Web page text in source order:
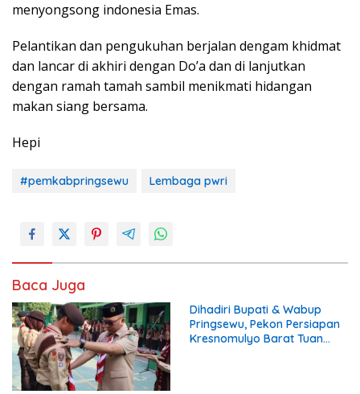
menyongsong indonesia Emas.
Pelantikan dan pengukuhan berjalan dengam khidmat
dan lancar di akhiri dengan Do’a dan di lanjutkan
dengan ramah tamah sambil menikmati hidangan
makan siang bersama.
Hepi
#pemkabpringsewu Lembaga pwri
Baca Juga
Dihadiri Bupati & Wabup
Pringsewu, Pekon Persiapan
Kresnomulyo Barat Tuan